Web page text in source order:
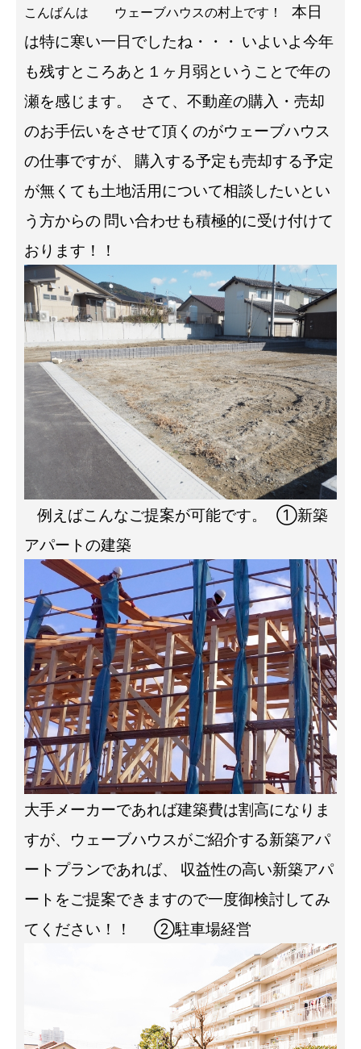
こんばんは ウェーブハウスの村上です！ 本日
は特に寒い一日でしたね・・・ いよいよ今年
も残すところあと１ヶ月弱ということで年の
瀬を感じます。
さて、不動産の購入・売却
のお手伝いをさせて頂くのがウェーブハウス
の仕事ですが、
購入する予定も売却する予定
が無くても土地活用について相談したいとい
う方からの 問い合わせも積極的に受け付けて
おります！！
例えばこんなご提案が可能です。
①新築
アパートの建築
大手メーカーであれば建築費は割高になりま
すが、ウェーブハウスがご紹介する新築アパ
ートプランであれば、
収益性の高い新築アパ
ートをご提案できますので一度御検討してみ
てください！！
②駐車場経営